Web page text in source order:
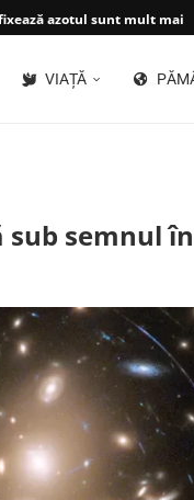
azotul sunt mult mai...
VIAȚĂ
sub semnul